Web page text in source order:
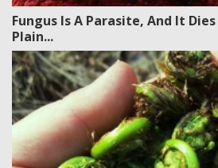
Fungus Is A Parasite, And It
Plain...